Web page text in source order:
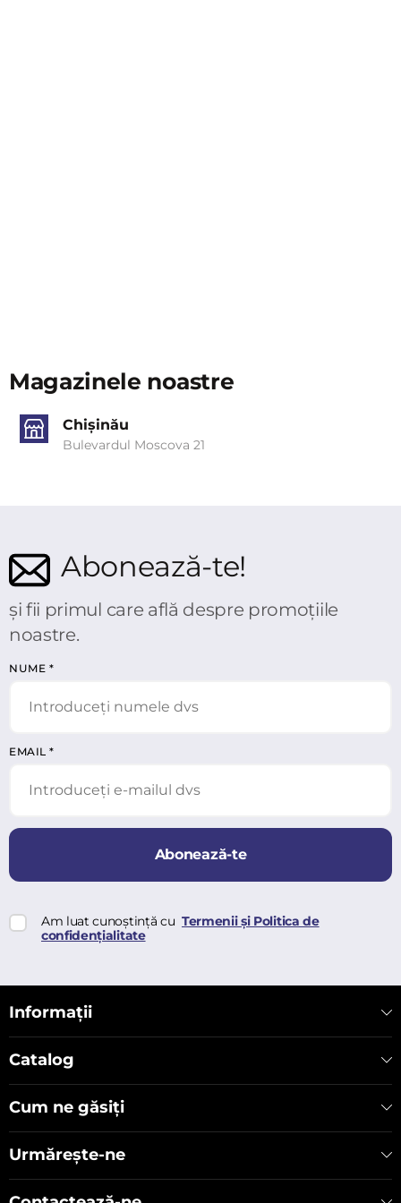
Magazinele noastre
Chișinău
Bulevardul Moscova 21
Abonează-te!
și fii primul care află despre promoțiile
noastre.
NUME *
EMAIL *
Abonează-te
Am luat cunoștință cu Termenii și Politica de
confidențialitate
Informații
Catalog
Cum ne găsiți
Urmărește-ne